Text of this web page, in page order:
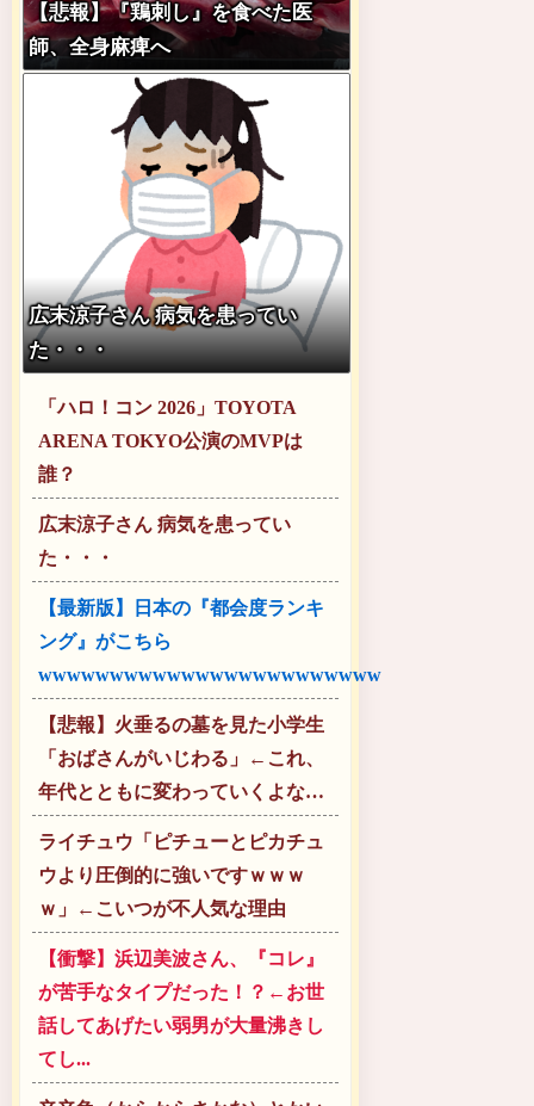
【悲報】『鶏刺し』を食べた医
師、全身麻痺へ
広末涼子さん 病気を患ってい
た・・・
「ハロ！コン 2026」TOYOTA
ARENA TOKYO公演のMVPは
誰？
広末涼子さん 病気を患ってい
た・・・
【最新版】日本の『都会度ランキ
ング』がこちら
wwwwwwwwwwwwwwwwwwwwwwww
【悲報】火垂るの墓を見た小学生
「おばさんがいじわる」←これ、
年代とともに変わっていくよな…
ライチュウ「ピチューとピカチュ
ウより圧倒的に強いですｗｗｗ
ｗ」←こいつが不人気な理由
【衝撃】浜辺美波さん、『コレ』
が苦手なタイプだった！？←お世
話してあげたい弱男が大量沸きし
てし...